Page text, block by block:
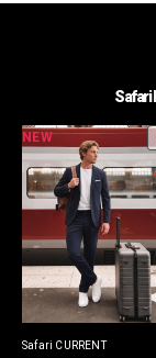
Safari
NEW
Safari CURRENT